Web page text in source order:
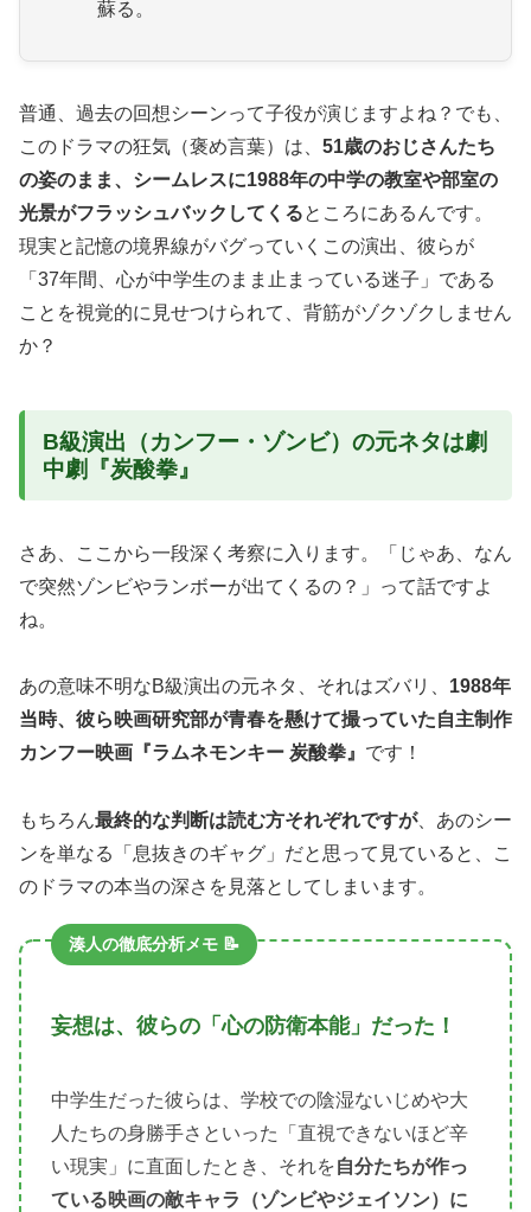
蘇る。
普通、過去の回想シーンって子役が演じますよね？でも、
このドラマの狂気（褒め言葉）は、 51歳のおじさんたち
の姿のまま、シームレスに1988年の中学の教室や部室の
光景がフラッシュバックしてくるところにあるんです。
現実と記憶の境界線がバグっていくこの演出、彼らが
「37年間、心が中学生のまま止まっている迷子」である
ことを視覚的に見せつけられて、背筋がゾクゾクしません
か？
B級演出（カンフー・ゾンビ）の元ネタは劇
中劇『炭酸拳』
さあ、ここから一段深く考察に入ります。「じゃあ、なん
で突然ゾンビやランボーが出てくるの？」って話ですよ
ね。
あの意味不明なB級演出の元ネタ、それはズバリ、 1988年
当時、彼ら映画研究部が青春を懸けて撮っていた自主制作
カンフー映画『ラムネモンキー 炭酸拳』 です！
もちろん最終的な判断は読む方それぞれですが、あのシー
ンを単なる「息抜きのギャグ」だと思って見ていると、こ
のドラマの本当の深さを見落としてしまいます。
湊人の徹底分析メモ 📝
妄想は、彼らの「心の防衛本能」だった！
中学生だった彼らは、学校での陰湿ないじめや大
人たちの身勝手さといった「直視できないほど辛
い現実」に直面したとき、それを自分たちが作っ
ている映画の敵キャラ（ゾンビやジェイソン）に